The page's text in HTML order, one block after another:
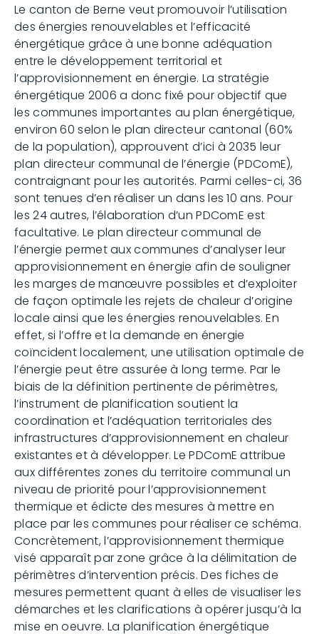
Le canton de Berne veut promouvoir l’utilisation
des énergies renouvelables et l’efficacité
énergétique grâce à une bonne adéquation
entre le développement territorial et
l’approvisionnement en énergie. La stratégie
énergétique 2006 a donc fixé pour objectif que
les communes importantes au plan énergétique,
environ 60 selon le plan directeur cantonal (60%
de la population), approuvent d’ici à 2035 leur
plan directeur communal de l’énergie (PDComE),
contraignant pour les autorités. Parmi celles-ci, 36
sont tenues d’en réaliser un dans les 10 ans. Pour
les 24 autres, l’élaboration d’un PDComE est
facultative. Le plan directeur communal de
l’énergie permet aux communes d’analyser leur
approvisionnement en énergie afin de souligner
les marges de manœuvre possibles et d’exploiter
de façon optimale les rejets de chaleur d’origine
locale ainsi que les énergies renouvelables. En
effet, si l’offre et la demande en énergie
coïncident localement, une utilisation optimale de
l’énergie peut être assurée à long terme. Par le
biais de la définition pertinente de périmètres,
l’instrument de planification soutient la
coordination et l’adéquation territoriales des
infrastructures d’approvisionnement en chaleur
existantes et à développer. Le PDComE attribue
aux différentes zones du territoire communal un
niveau de priorité pour l’approvisionnement
thermique et édicte des mesures à mettre en
place par les communes pour réaliser ce schéma.
Concrètement, l’approvisionnement thermique
visé apparaît par zone grâce à la délimitation de
périmètres d’intervention précis. Des fiches de
mesures permettent quant à elles de visualiser les
démarches et les clarifications à opérer jusqu’à la
mise en oeuvre. La planification énergétique